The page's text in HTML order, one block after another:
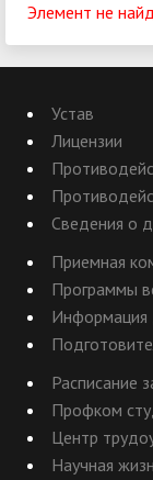
Элемент не
Устав
Лицензии
Сведения о
Приемная
Программы
Информация
Расписание
Профком
Центр
Научная